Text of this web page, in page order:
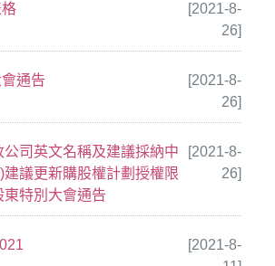
[2021-8-
26]
通告
[2021-8-
26]
公司英文名稱及建議採納中
建議更新購股權計劃授權限
東特別大會通告
[2021-8-
26]
[2021-8-